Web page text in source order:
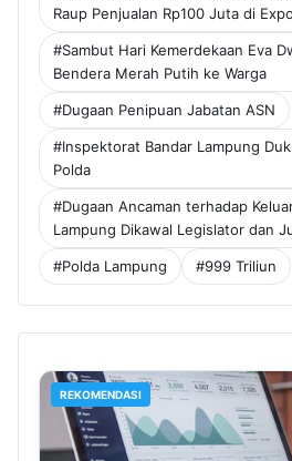
Raup Penjualan Rp100 Juta di
#Sambut Hari Kemerdekaan Eva
Bendera Merah Putih ke Warga
#Dugaan Penipuan Jabatan ASN
#Inspektorat Bandar Lampung
Polda
#Dugaan Ancaman terhadap
Lampung Dikawal Legislator dan
#Polda Lampung #999 Triliun
REKOMENDASI